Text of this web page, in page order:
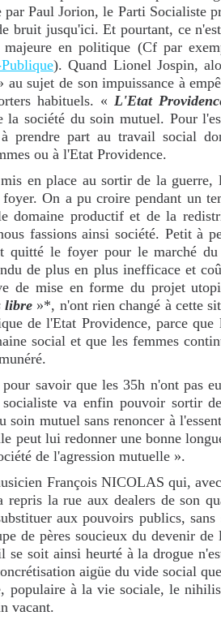
Paul Jorion, le Parti Socialiste
bruit jusqu'ici. Et pourtant, ce
majeure en politique (Cf par
). Quand Lionel Jospin,
au sujet de son impuissance à
habituels. «L'Etat
la société du soin mutuel. Pour
prendre part au travail social
ou à l'Etat Providence.
en place au sortir de la guerre,
On a pu croire pendant un
domaine productif et de la
fassions ainsi société. Petit à
quitté le foyer pour le marché
de plus en plus inefficace et
de mise en forme du projet
libre »*, n'ont rien changé à cette
de l'Etat Providence, parce que
social et que les femmes
savoir que les 35h n'ont pas
va enfin pouvoir sortir
soin mutuel sans renoncer à
peut lui redonner une bonne
de l'agression mutuelle ».
François NICOLAS qui,
repris la rue aux dealers de son
aux pouvoirs publics,
de pères soucieux du devenir
soit ainsi heurté à la drogue
aigüe du vide social
populaire à la vie sociale, le
vacant.